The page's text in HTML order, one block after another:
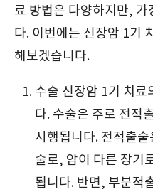
료 방법은 다양하지만, 가
다. 이번에는 신장암 1기
해보겠습니다.
수술 신장암 1기 치료
다. 수술은 주로 전적
시행됩니다. 전적출
술로, 암이 다른 장기
됩니다. 반면, 부분적